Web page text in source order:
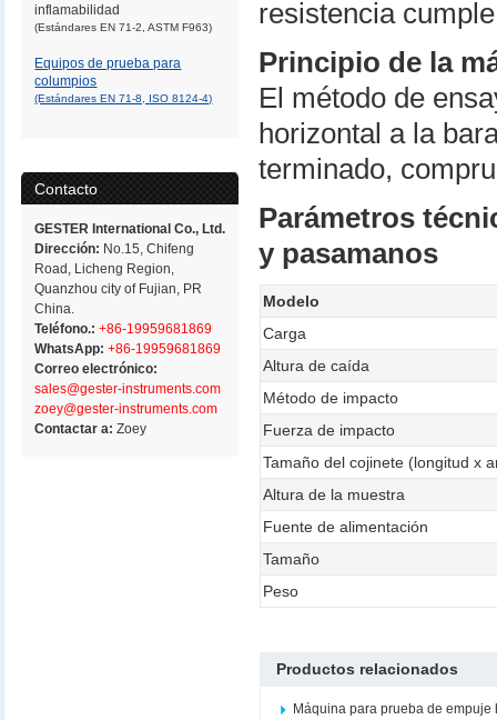
inflamabilidad
(Estándares EN 71-2, ASTM F963)
Equipos de prueba para
columpios
(Estándares EN 71-8, ISO 8124-4)
Contacto
GESTER International Co., Ltd.
Dirección: No.15, Chifeng
Road, Licheng Region,
Quanzhou city of Fujian, PR
China.
Teléfono.: +86-19959681869
WhatsApp: +86-19959681869
Correo electrónico:
sales@gester-instruments.com
zoey@gester-instruments.com
Contactar a:Zoey
resistencia
Principio de la
El método de
horizontal a la
terminado,
Parámetros
y pasamanos
Modelo
Carga
Altura de caída
Método de impacto
Fuerza de impacto
Tamaño del cojinete (longitud x
Altura de la muestra
Fuente de alimentación
Tamaño
Peso
Productos relacionados
Máquina para prueba de empuje